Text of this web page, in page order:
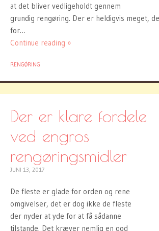
at det bliver vedligeholdt gennem
grundig rengøring. Der er heldigvis meget,
for…
Continue reading »
RENGØRING
Der er klare fordele
ved engros
rengøringsmidler
JUNI 13, 2017
De fleste er glade for orden og rene
omgivelser, det er dog ikke de fleste
der nyder at yde for at få sådanne
tilstande. Det kræver nemlig en god